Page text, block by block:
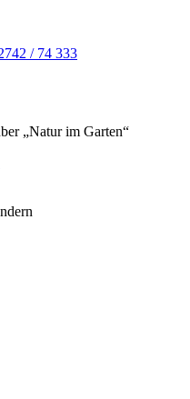
/ 74 333
„Natur im Garten“